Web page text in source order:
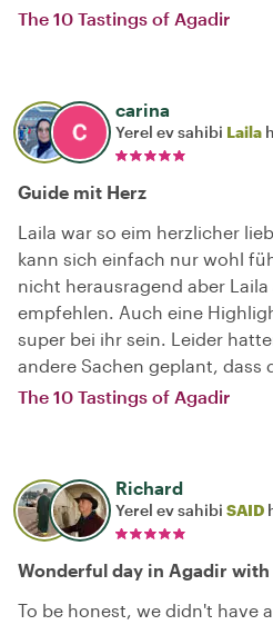
The 10 Tastings of Agadir
carina
Yerel ev sahibi Laila
Guide mit Herz
Laila war so eim herzlicher
kann sich einfach nur wohl
nicht herausragend aber Laila
empfehlen. Auch eine
super bei ihr sein. Leider
andere Sachen geplant, dass
The 10 Tastings of Agadir
Richard
Yerel ev sahibi SAID
Wonderful day in Agadir with
To be honest, we didn't have